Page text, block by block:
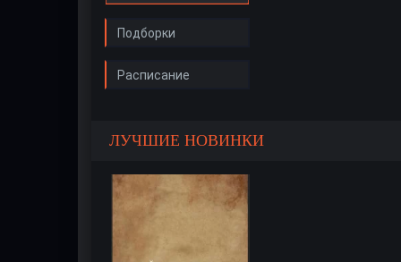
Подборки
Расписание
ЛУЧШИЕ НОВИНКИ